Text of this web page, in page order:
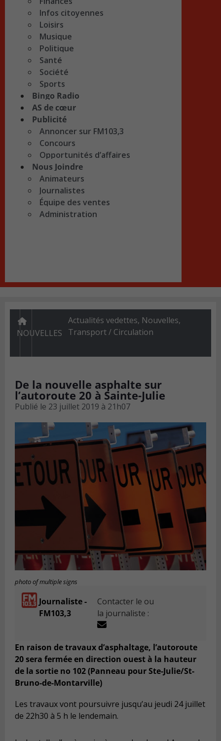
Infos citoyennes
Loisirs
Musique
Politique
Santé
Société
Sports
Bingo Radio
AS de cœur
Publicité
Annoncer sur FM103,3
Concours
Opportunités d’affaires
Nous Joindre
Animateurs
Journalistes
Équipe des ventes
Administration
NOUVELLES
Actualités vedettes, Nouvelles,
Transport / Circulation
De la nouvelle asphalte sur
l’autoroute 20 à Sainte-Julie
Publié le 23 juillet 2019 à 21h07
photo of multiple signs
Journaliste -
FM103,3
Contacter le ou
la journaliste :
En raison de travaux d’asphaltage, l’autoroute
20 sera fermée en direction ouest à la hauteur
de la sortie no 102 (Panneau pour Ste-Julie/St-
Bruno-de-Montarville)
Les travaux vont poursuivre jusqu’au jeudi 24 juillet
de 22h30 à 5 h le lendemain.